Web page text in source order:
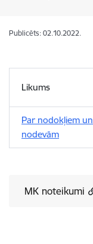
Publicēts: 02.10.2022.
Likums
Par nodokļiem un
nodevām
MK noteikumi